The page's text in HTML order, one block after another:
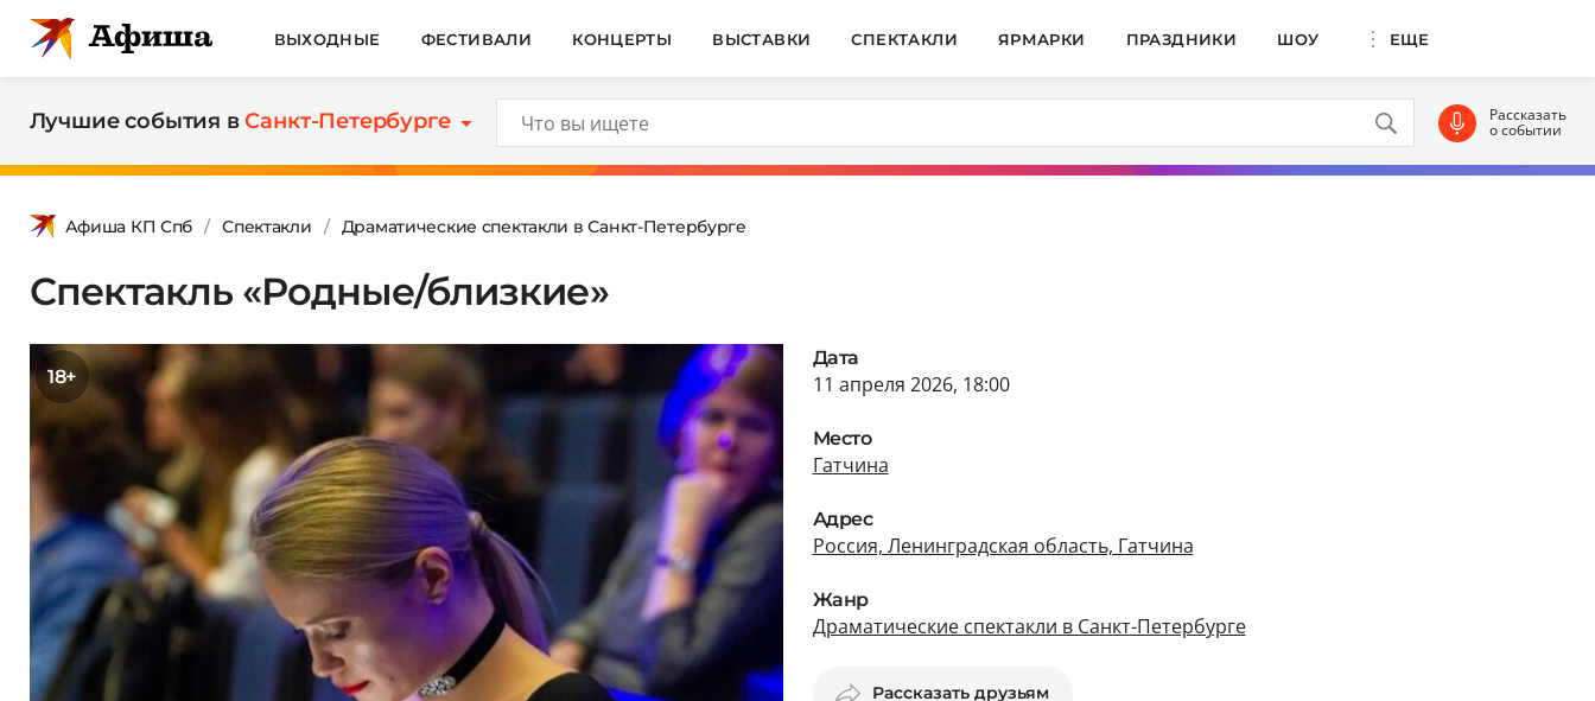
ВЫХОДНЫЕ ФЕСТИВАЛИ КОНЦЕРТЫ ВЫСТАВКИ СПЕКТАКЛИ ЯРМАРКИ ПРАЗДНИКИ ШОУ ЕЩЕ
Лучшие события вСанкт-Петербурге Рассказать
о событии
Афиша КП Спб Спектакли Драматические спектакли в Санкт-Петербурге
Спектакль «Родные/близкие»
18+
Дата
11 апреля 2026, 18:00
Место
Гатчина
Адрес
Россия, Ленинградская область, Гатчина
Жанр
Драматические спектакли в Санкт-Петербурге
Рассказать друзьям